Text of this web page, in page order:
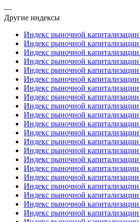
—
Другие индексы
Индекс рыночной
Индекс рыночной
Индекс рыночной
Индекс рыночной
Индекс рыночной
Индекс рыночной
Индекс рыночной
Индекс рыночной
Индекс рыночной капитализации
Индекс рыночной капитализации
Индекс рыночной капитализации
Индекс рыночной
Индекс рыночной
Индекс рыночной
Индекс рыночной
Индекс рыночной
Индекс рыночной
Индекс рыночной
Индекс рыночной
Индекс рыночной
Индекс рыночной